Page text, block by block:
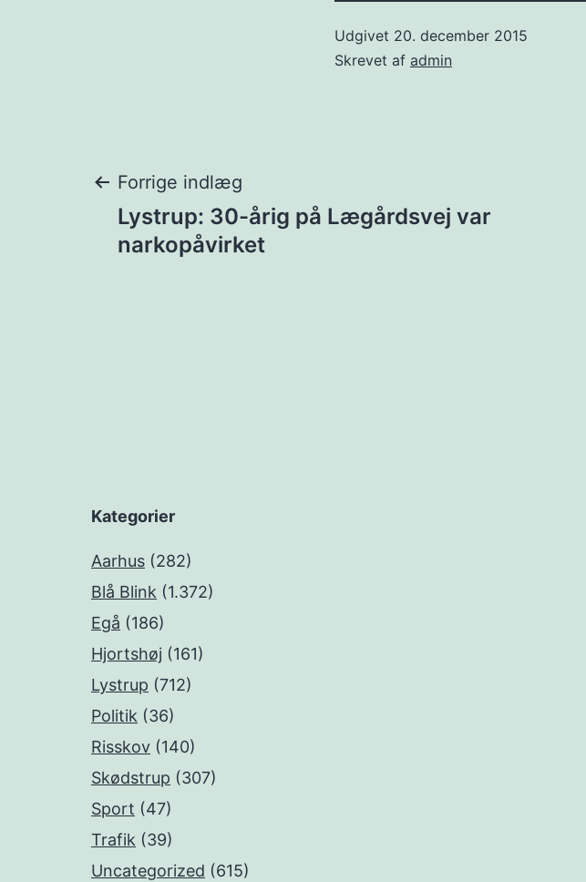
Udgivet 20. december 2015
Skrevet af admin
Indlægsnavigation
Forrige indlæg
Lystrup: 30-årig på Lægårdsvej var
narkopåvirket
Kategorier
Aarhus (282)
Blå Blink (1.372)
Egå (186)
Hjortshøj (161)
Lystrup (712)
Politik (36)
Risskov (140)
Skødstrup (307)
Sport (47)
Trafik (39)
Uncategorized (615)